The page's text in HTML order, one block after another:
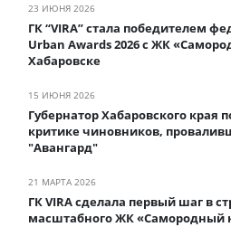
23 ИЮНЯ 2026
ГК “VIRA” стала победителем
Urban Awards 2026 с ЖК
Хабаровске
15 ИЮНЯ 2026
Губернатор Хабаровского края
критике чиновников,
"Авангард"
21 МАРТА 2026
ГК VIRA сделала первый шаг в
масштабного ЖК «Самородный